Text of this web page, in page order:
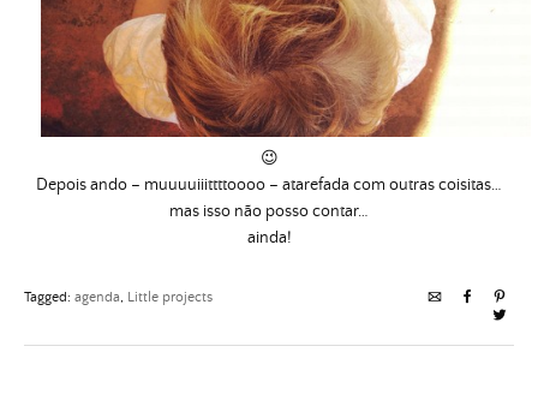
😉
Depois ando – muuuuiiittttoooo – atarefada com outras coisitas…
mas isso não posso contar…
ainda!
Tagged: agenda, Little projects